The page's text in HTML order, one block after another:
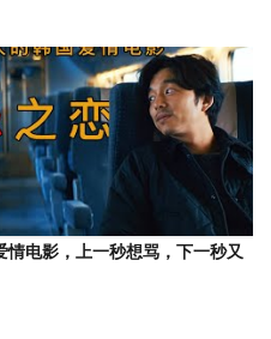
情电影，上一秒想骂，下一秒又